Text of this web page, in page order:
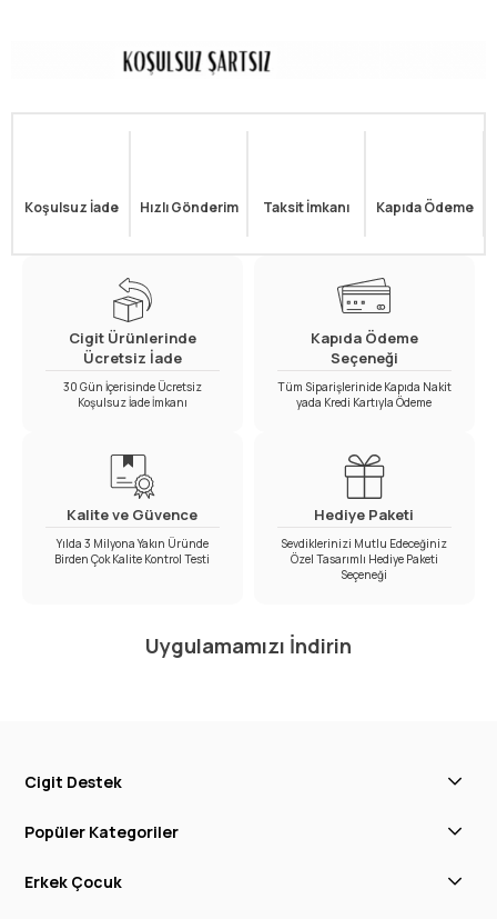
Koşulsuz İade Hızlı Gönderim Taksit İmkanı Kapıda Ödeme
Cigit Ürünlerinde
Ücretsiz İade
30 Gün İçerisinde Ücretsiz
Koşulsuz İade İmkanı
Kapıda Ödeme
Seçeneği
Tüm Siparişlerinide Kapıda Nakit
yada Kredi Kartıyla Ödeme
Kalite ve Güvence
Yılda 3 Milyona Yakın Üründe
Birden Çok Kalite Kontrol Testi
Hediye Paketi
Sevdiklerinizi Mutlu Edeceğiniz
Özel Tasarımlı Hediye Paketi
Seçeneği
Uygulamamızı İndirin
Cigit Destek
Popüler Kategoriler
Erkek Çocuk